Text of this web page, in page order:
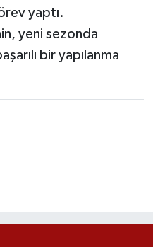
yaptı.
yeni sezonda
bir yapılanma